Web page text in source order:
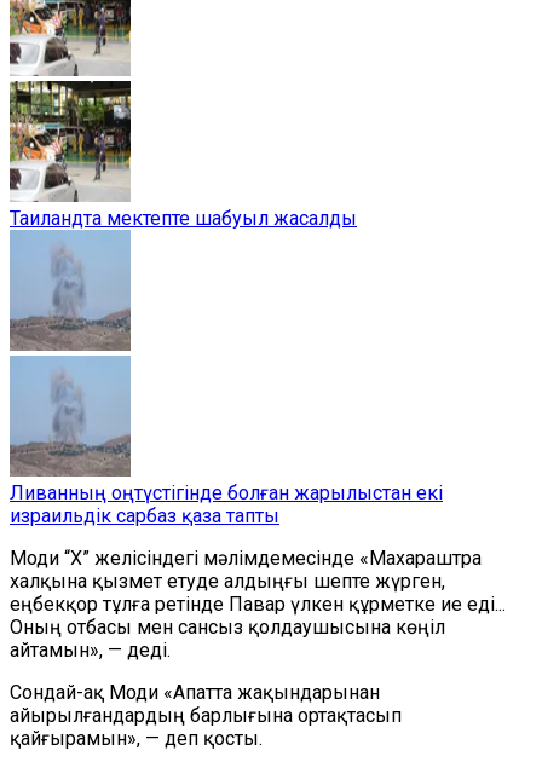
Таиландта мектепте шабуыл жасалды
Ливанның оңтүстігінде болған жарылыстан екі
израильдік сарбаз қаза тапты
Моди “X” желісіндегі мәлімдемесінде «Махараштра
халқына қызмет етуде алдыңғы шепте жүрген,
еңбекқор тұлға ретінде Павар үлкен құрметке ие еді...
Оның отбасы мен сансыз қолдаушысына көңіл
айтамын», — деді.
Сондай-ақ Моди «Апатта жақындарынан
айырылғандардың барлығына ортақтасып
қайғырамын», — деп қосты.